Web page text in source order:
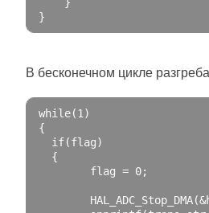
}
В бесконечном цикле
while(1 )
{
if(flag)
{
flag = 0;
HAL_ADC_Stop_DMA(&